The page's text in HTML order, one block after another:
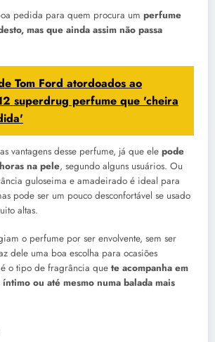
pedida para quem procura um perfume
mas que ainda assim não passa
Tom Ford atordoados ao
superdrug perfume que 'cheira
vantagens desse perfume, já que ele pode
na pele, segundo alguns usuários. Ou
guloseima e amadeirado é ideal para
pode ser um pouco desconfortável se usado
altas.
o perfume por ser envolvente, sem ser
dele uma boa escolha para ocasiões
o tipo de fragrância que te acompanha em
ou até mesmo numa balada mais